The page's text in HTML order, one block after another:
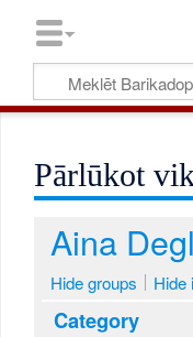
Pārlūkot
Aina
Hide groups Hide
Category